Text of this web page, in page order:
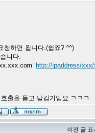
청하면 됩니다.(쉽죠? ^^)
니다.
http://ipaddress/
출을 듣고 남김거임요 ㅋㅋㅋ
이전 글 표